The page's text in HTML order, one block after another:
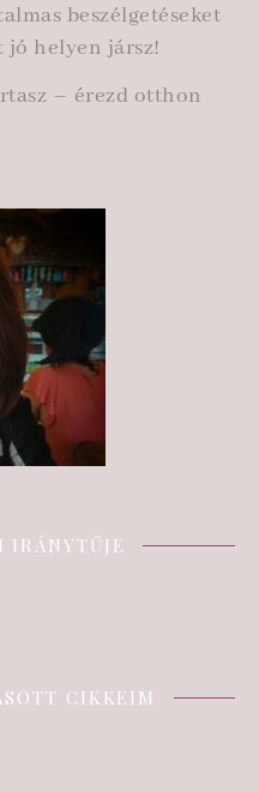
beszélgetéseket
jó helyen jársz!
– érezd otthon
IRÁNYTŰJE
CIKKEIM